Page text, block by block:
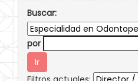
Buscar:
por